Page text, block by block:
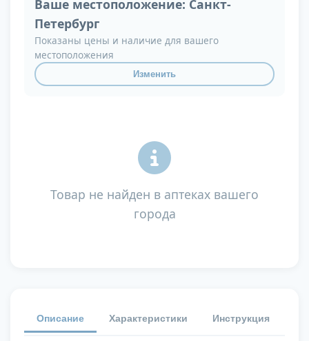
Ваше местоположение: Санкт-
Петербург
Показаны цены и наличие для вашего
местоположения
Изменить
Товар не найден в аптеках вашего
города
Описание Характеристики Инструкция